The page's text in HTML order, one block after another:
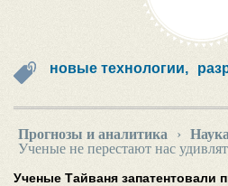
новые технологии,
Прогнозы и аналитика ›
Ученые не перестают нас
Ученые Тайваня запатентовали